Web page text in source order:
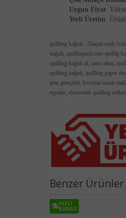
Uygun Fiyat:
Yerli Üretim:
quilling kağıdı - Alaçatı renk
kağıdı, quillingseti.com quillig
quilling kağıdı al, satın alma,
quilling kağıdı, quilling paper
araç gereçleri, kıvırma sanatı
eşyalar, ekonomik quilling
Benzer Ürünler
HIZLI
KARGO